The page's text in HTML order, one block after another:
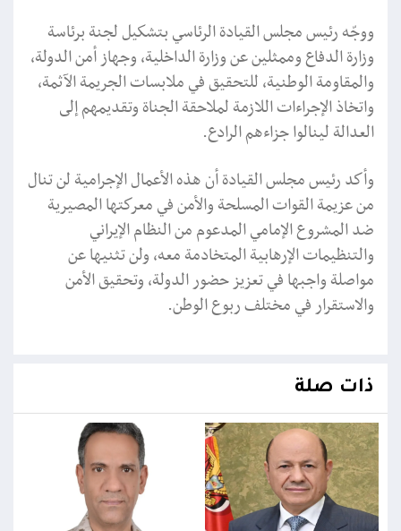
ووجّه رئيس مجلس القيادة الرئاسي بتشكيل لجنة برئاسة
وزارة الدفاع وممثلين عن وزارة الداخلية، وجهاز أمن الدولة،
والمقاومة الوطنية، للتحقيق في ملابسات الجريمة الآثمة،
واتخاذ الإجراءات اللازمة لملاحقة الجناة وتقديمهم إلى
العدالة لينالوا جزاءهم الرادع.
وأكد رئيس مجلس القيادة أن هذه الأعمال الإجرامية لن تنال
من عزيمة القوات المسلحة والأمن في معركتها المصيرية
ضد المشروع الإمامي المدعوم من النظام الإيراني
والتنظيمات الإرهابية المتخادمة معه، ولن تثنيها عن
مواصلة واجبها في تعزيز حضور الدولة، وتحقيق الأمن
والاستقرار في مختلف ربوع الوطن.
ذات صلة